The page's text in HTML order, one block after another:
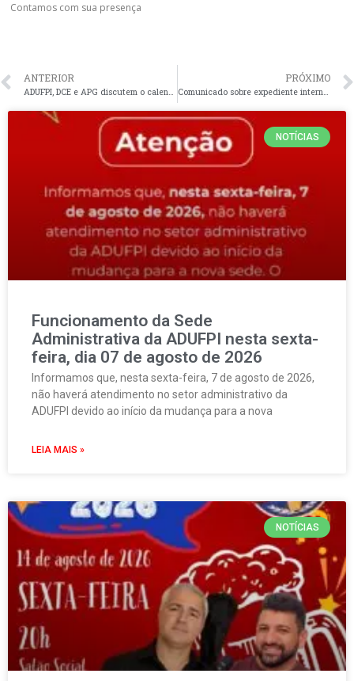
Contamos com sua presença
ANTERIOR PRÓXIMO
NOTÍCIAS
Funcionamento da Sede
Administrativa da ADUFPI nesta sexta-
feira, dia 07 de agosto de 2026
Informamos que, nesta sexta-feira, 7 de agosto de 2026,
não haverá atendimento no setor administrativo da
ADUFPI devido ao início da mudança para a nova
LEIA MAIS »
NOTÍCIAS